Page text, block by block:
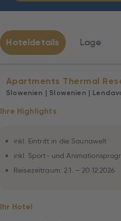
Hoteldetails Lage
Apartments Thermal
Slowenien | Slowenien |
Ihre Highlights
inkl. Eintritt in die Saunawelt
inkl. Sport- und
Reisezeitraum: 2.1. – 20.12.2026
Ihr Hotel